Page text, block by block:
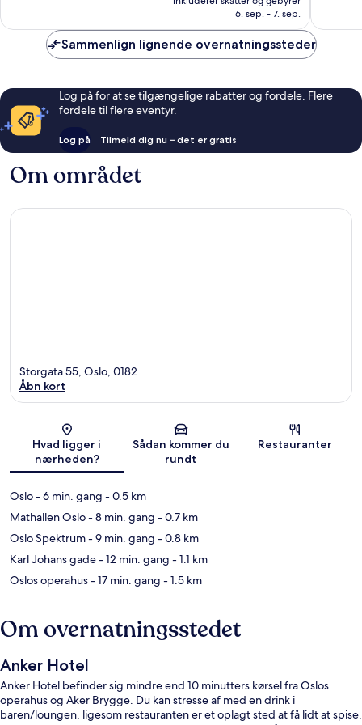
892 kr.
6. sep. - 7. sep.
Sammenlign lignende overnatningssteder
Log på for at se tilgængelige rabatter og fordele. Flere
fordele til flere eventyr.
Log på Tilmeld dig nu – det er gratis
Om området
Kort
Storgata 55, Oslo, 0182
Åbn kort
Hvad ligger i
nærheden?
Sådan kommer du
rundt
Restauranter
Oslo- 6 min. gang - 0.5 km
Mathallen Oslo- 8 min. gang - 0.7 km
Oslo Spektrum- 9 min. gang - 0.8 km
Karl Johans gade- 12 min. gang - 1.1 km
Oslos operahus- 17 min. gang - 1.5 km
Om overnatningsstedet
Anker Hotel
Anker Hotel befinder sig mindre end 10 minutters kørsel fra Oslos
operahus og Aker Brygge. Du kan stresse af med en drink i
baren/loungen, ligesom restauranten er et oplagt sted at få lidt at spise.